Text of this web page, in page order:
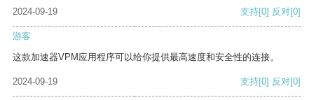
2024-09-19
支持[0] 反对[0]
游客
这款加速器VPM应用程序可以给你提供最高速度和安全性的连接。
2024-09-19 支持[0] 反对[0]